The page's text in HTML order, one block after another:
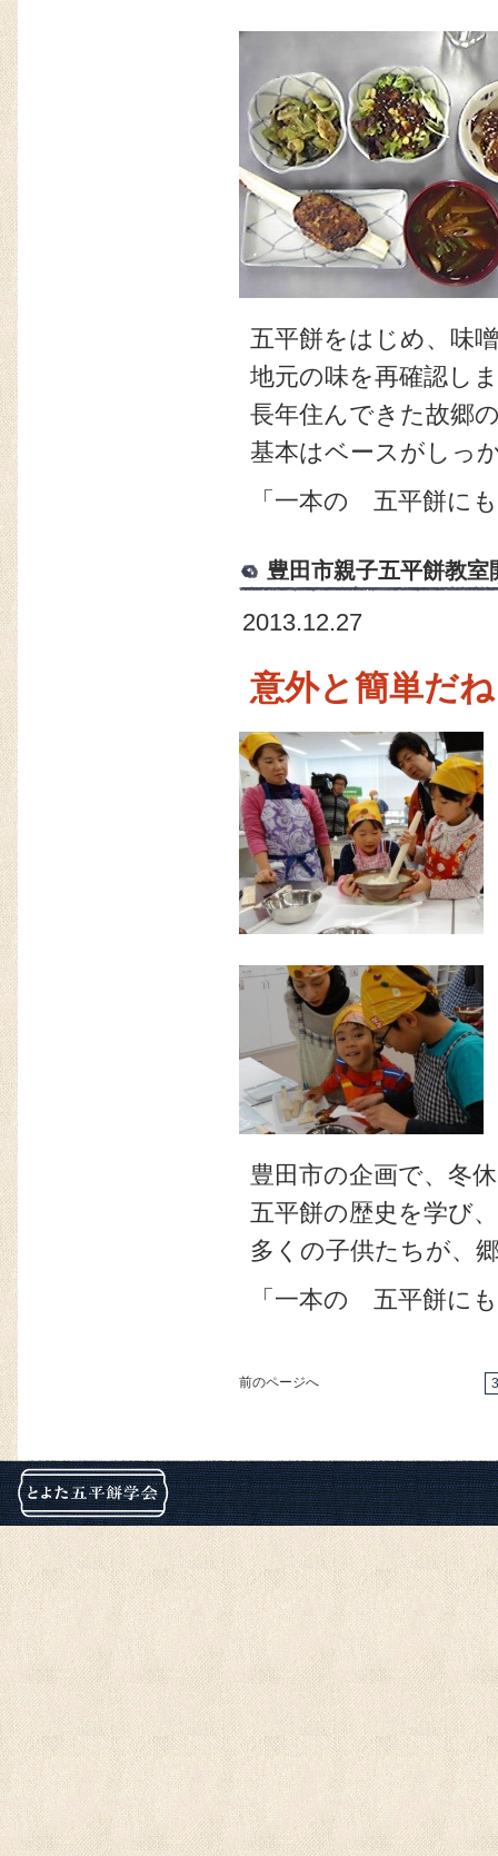
五平餅をはじめ、味
地元の味を再確認し
長年住んできた故郷
基本はベースがしっ
「一本の 五平餅に
豊田市親子五平餅教室
2013.12.27
意外と簡単だ
豊田市の企画で、冬
五平餅の歴史を学び
多くの子供たちが、
「一本の 五平餅に
前のページへ